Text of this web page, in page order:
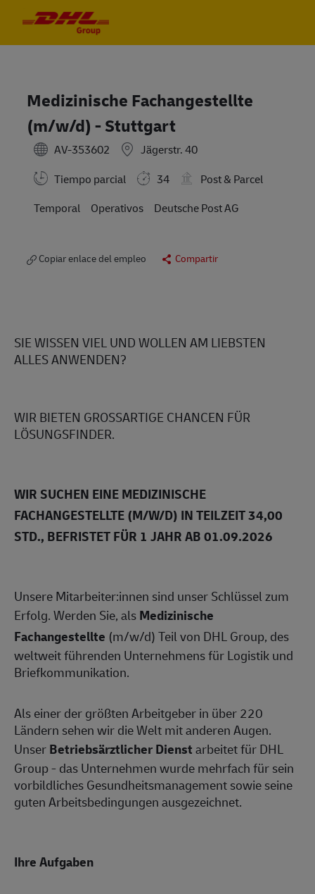
Medizinische Fachangestellte
(m/w/d) - Stuttgart
AV-353602
Jägerstr. 40
Tiempo parcial
34
Post & Parcel
Temporal
Operativos Deutsche Post AG
Copiar enlace del empleo Compartir
SIE WISSEN VIEL UND WOLLEN AM LIEBSTEN
ALLES ANWENDEN?
WIR BIETEN GROSSARTIGE CHANCEN FÜR
LÖSUNGSFINDER.
WIR SUCHEN EINE MEDIZINISCHE
FACHANGESTELLTE (M/W/D) IN TEILZEIT 34,00
STD., BEFRISTET FÜR 1 JAHR AB 01.09.2026
Unsere Mitarbeiter:innen sind unser Schlüssel zum
Erfolg. Werden Sie, alsMedizinische
Fachangestellte (m/w/d) Teil von DHL Group, des
weltweit führenden Unternehmens für Logistik und
Briefkommunikation.
Als einer der größten Arbeitgeber in über 220
Ländern sehen wir die Welt mit anderen Augen.
UnserBetriebsärztlicher Dienstarbeitet für DHL
Group - das Unternehmen wurde mehrfach für sein
vorbildliches Gesundheitsmanagement sowie seine
guten Arbeitsbedingungen ausgezeichnet.
Ihre Aufgaben